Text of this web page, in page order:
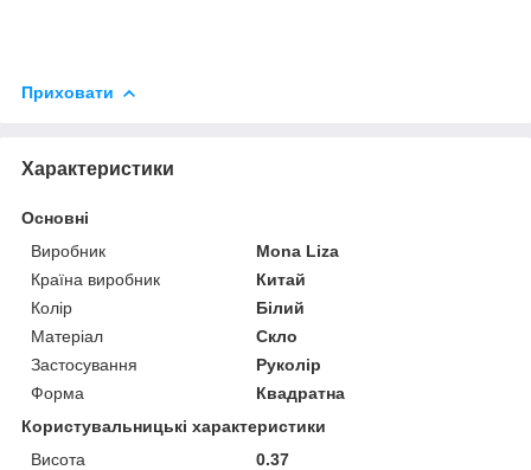
Приховати
Характеристики
Основні
Виробник
Mona Liza
Країна виробник
Китай
Колір
Білий
Матеріал
Скло
Застосування
Руколір
Форма
Квадратна
Користувальницькі характеристики
Висота
0.37